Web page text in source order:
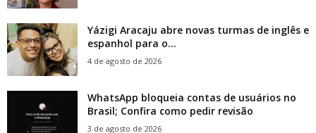
Yázigi Aracaju abre novas turmas de inglês e
espanhol para o...
4 de agosto de 2026
WhatsApp bloqueia contas de usuários no
Brasil; Confira como pedir revisão
3 de agosto de 2026